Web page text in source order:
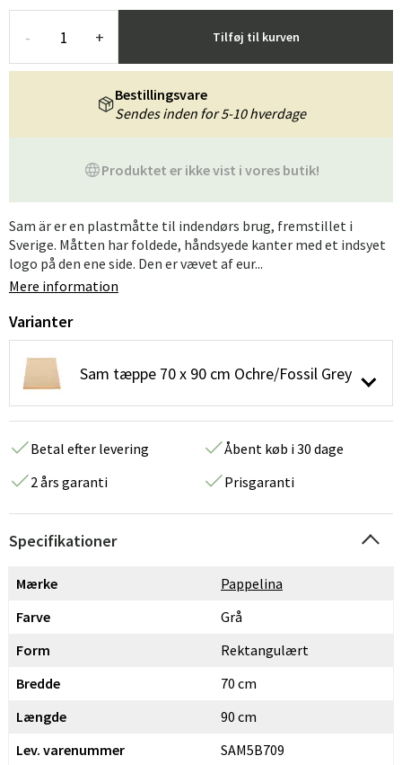
- + Tilføj til kurven
Produktet er ikke vist i vores butik!
Bestillingsvare
Sendes inden for 5-10 hverdage
Sam är er en plastmåtte til indendørs brug, fremstillet i
Sverige. Måtten har foldede, håndsyede kanter med et indsyet
logo på den ene side. Den er vævet af eur...
Mere information
Varianter
Sam tæppe 70 x 90 cm Ochre/Fossil Grey
Betal efter levering
Åbent køb i 30 dage
2 års garanti
Prisgaranti
Specifikationer
Mærke
Pappelina
Farve
Grå
Form
Rektangulært
Bredde
70 cm
Længde
90 cm
Lev. varenummer
SAM5B709